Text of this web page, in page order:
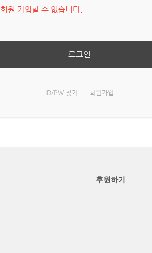
회원 가입할 수 없습니다.
로그인
ID/PW 찾기 회원가입
후원하기